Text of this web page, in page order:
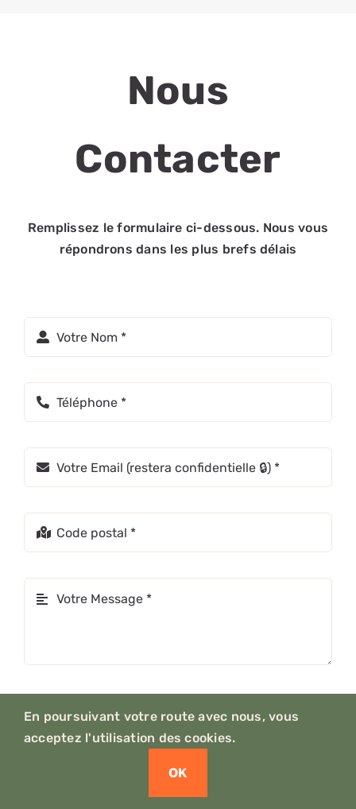
Nous
Contacter
Remplissez le formulaire ci-dessous. Nous vous
répondrons dans les plus brefs délais
Cliquez ou faites glisser un.e/vos image.s
En poursuivant votre route avec nous, vous
acceptez l'utilisation des cookies.
OK